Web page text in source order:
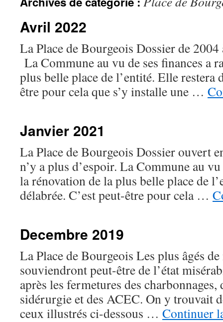
Avril 2022
La Place de Bourgeois Dossier de
La Commune au vu de ses finances a
plus belle place de l’entité. Elle restera
être pour cela que s’y installe une …
Janvier 2021
La Place de Bourgeois Dossier ouvert
n’y a plus d’espoir. La Commune au
la rénovation de la plus belle place de
délabrée. C’est peut-être pour cela …
Decembre 2019
La Place de Bourgeois Les plus âgés
souviendront peut-être de l’état
après les fermetures des charbonnages,
sidérurgie et des ACEC. On y trouvait
ceux illustrés ci-dessous … Continuer